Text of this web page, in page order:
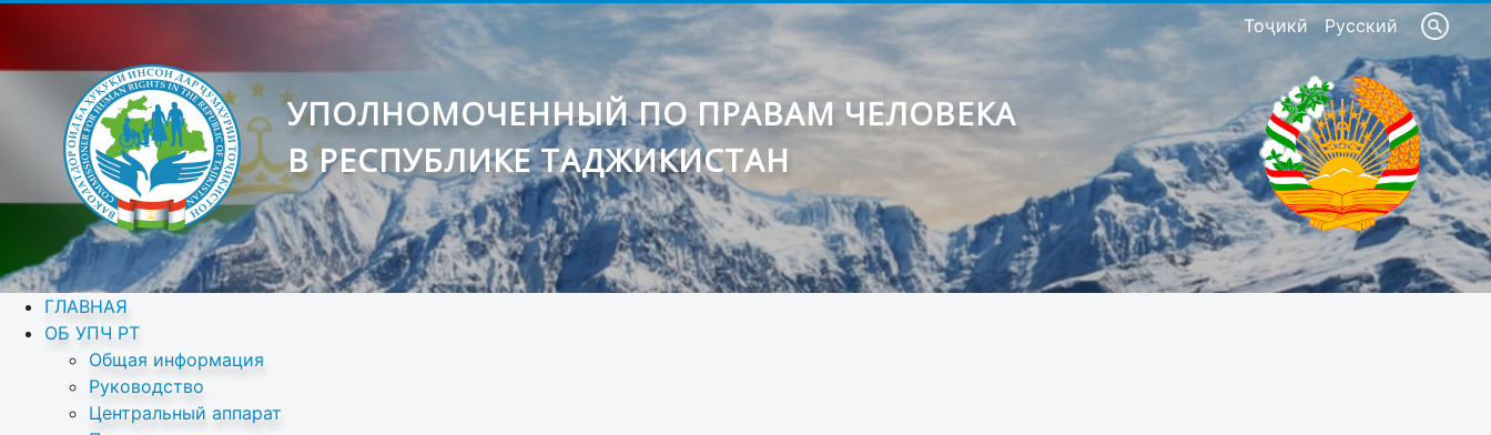
Тоҷикӣ Русский
УПОЛНОМОЧЕННЫЙ ПО ПРАВАМ ЧЕЛОВЕКА
В РЕСПУБЛИКЕ ТАДЖИКИСТАН
ГЛАВНАЯ
ОБ УПЧ РТ
Общая информация
Руководство
Центральный аппарат